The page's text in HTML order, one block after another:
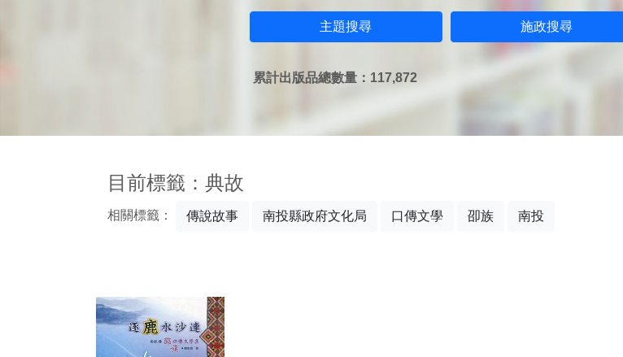
主題搜尋 施政搜尋
累計出版品總數量：117,872
目前標籤：典故
相關標籤： 傳說故事 南投縣政府文化局 口傳文學 卲族 南投